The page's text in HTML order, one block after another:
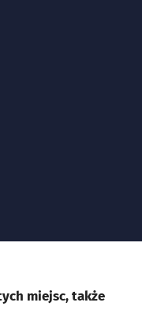
miejsc, także